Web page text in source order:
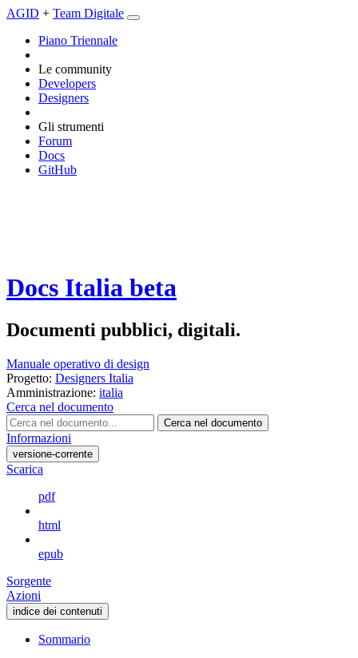
AGID + Team Digitale
Piano Triennale
Le community
Developers
Designers
Gli strumenti
Forum
Docs
GitHub
Docs Italia beta
Documenti pubblici, digitali.
Manuale operativo di design
Progetto: Designers Italia
Amministrazione: italia
Cerca nel documento
Cerca nel documento
Informazioni
versione-corrente
Scarica
pdf
html
epub
Sorgente
Azioni
indice dei contenuti
Sommario